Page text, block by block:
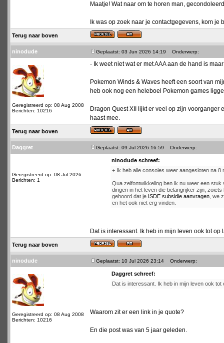
Maatje! Wat naar om te horen man,
Ik was op zoek naar je contactgegevens, kom
Terug naar boven
ninodude Geplaatst: 03 Jun 2026 14:19 Onderwerp:
Geregistreerd op: 08 Aug 2008
Berichten: 10216
- Ik weet niet wat er met AAA aan de hand is
Pokemon Winds & Waves heeft een soort van
heb ook nog een heleboel Pokemon games
Dragon Quest XII lijkt er veel op zijn
haast mee.
Terug naar boven
Daggret Geplaatst: 09 Jul 2026 16:59 Onderwerp:
Geregistreerd op: 08 Jul 2026
Berichten: 1
ninodude schreef:
+ Ik heb alle consoles weer aangesloten na 8
Qua zelfontwikkeling ben ik nu weer een
dingen in het leven die belangrijker zijn,
gehoord dat je ISDE subsidie aanvragen , we
en het ook niet erg vinden.
Dat is interessant. Ik heb in mijn leven ook tot
Terug naar boven
ninodude Geplaatst: 10 Jul 2026 23:14 Onderwerp:
Geregistreerd op: 08 Aug 2008
Berichten: 10216
Daggret schreef:
Dat is interessant. Ik heb in mijn leven ook
Waarom zit er een link in je quote?
En die post was van 5 jaar geleden.